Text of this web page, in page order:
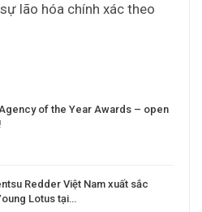
lão hóa chính xác theo
of the Year Awards – open
Redder Việt Nam xuất sắc
Lotus tại…